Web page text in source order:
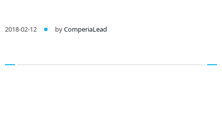
2018-02-12 byComperiaLead